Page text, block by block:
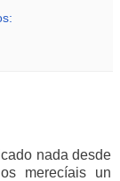
nada desde
merecíais un